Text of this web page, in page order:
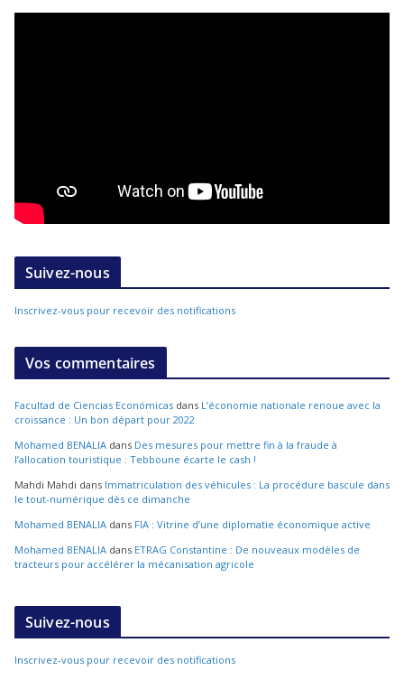
Suivez-nous
Inscrivez-vous pour recevoir des notifications
Vos commentaires
Facultad de Ciencias Económicas dans L’économie nationale renoue avec la
croissance : Un bon départ pour 2022
Mohamed BENALIA dans Des mesures pour mettre fin à la fraude à
l’allocation touristique : Tebboune écarte le cash !
Mahdi Mahdi dans Immatriculation des véhicules : La procédure bascule dans
le tout-numérique dès ce dimanche
Mohamed BENALIA dans FIA : Vitrine d’une diplomatie économique active
Mohamed BENALIA dans ETRAG Constantine : De nouveaux modèles de
tracteurs pour accélérer la mécanisation agricole
Suivez-nous
Inscrivez-vous pour recevoir des notifications